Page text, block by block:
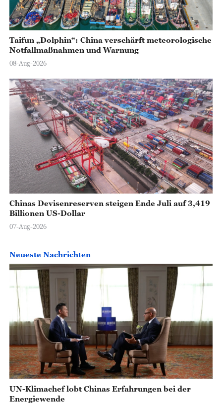
Taifun „Dolphin“: China verschärft meteorologische
Notfallmaßnahmen und Warnung
08-Aug-2026
Chinas Devisenreserven steigen Ende Juli auf 3,419
Billionen US-Dollar
07-Aug-2026
Neueste Nachrichten
UN-Klimachef lobt Chinas Erfahrungen bei der
Energiewende